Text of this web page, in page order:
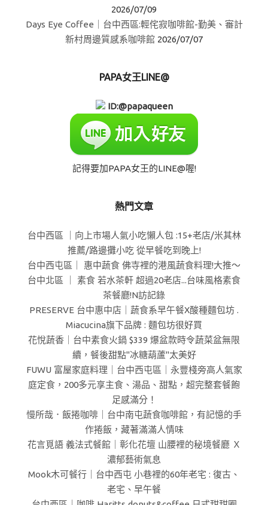
2026/07/09
Days Eye Coffee｜台中西區:輕侘寂咖啡館-勤美、審計
新村周邊質感系咖啡館 2026/07/07
PAPA女王LINE@
ID:@papaqueen
記得要加PAPA女王的LINE@喔!
熱門文章
台中西區 ｜向上市場人氣小吃懶人包 :15+老店/米其林
推薦/路邊攤小吃 從早餐吃到晚上!
台中西屯區｜ 惠中蔬食 佛寺裡的港風蔬食料理!大推～
台中北區 ｜ 素食 若水茶軒 超過20老店...台味風格素食
茶餐廳!N訪記錄
PRESERVE 台中惠中店｜蔬食系早午餐X酸種麵包坊 .
Miacucina旗下品牌 : 麵包坊很好買
花悅蔬香｜台中素食火鍋 $339 爆盆款時令蔬菜盆無限
續，餐後甜點"冰糖葫蘆"太美好
FUWU 富屋家庭料理｜台中西屯區｜永豐棧旁高人氣家
庭定食，200多元享主食、湯品、甜點，超完整套餐飽
足感滿分！
慢所哉．飯捲咖啡｜台中南屯蔬食咖啡館，有記憶的手
作捲飯，藏著滿滿人情味
花言覓語 義法式餐館｜彰化花壇 山腰裡的秘境餐廳 Ｘ
濃郁藝術氣息
Mook木可餐行｜台中西屯 小巷裡的60年老宅 : 復古、
老宅、早午餐